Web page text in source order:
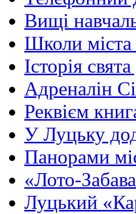
Вищі
Школи міста
Історія
Адреналін
Реквієм
У Луцьку
Панорами
«Лото-
Луцький